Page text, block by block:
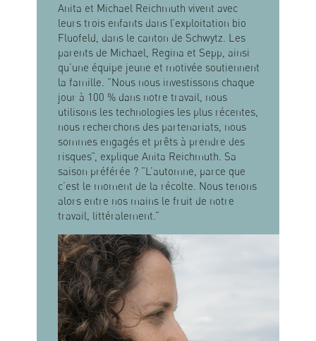
Anita et Michael Reichmuth vivent avec
leurs trois enfants dans l’exploitation bio
Fluofeld, dans le canton de Schwytz. Les
parents de Michael, Regina et Sepp, ainsi
qu’une équipe jeune et motivée soutiennent
la famille. ”Nous nous investissons chaque
jour à 100 % dans notre travail, nous
utilisons les technologies les plus récentes,
nous recherchons des partenariats, nous
sommes engagés et prêts à prendre des
risques”, explique Anita Reichmuth. Sa
saison préférée ? ”L’automne, parce que
c’est le moment de la récolte. Nous tenons
alors entre nos mains le fruit de notre
travail, littéralement.”